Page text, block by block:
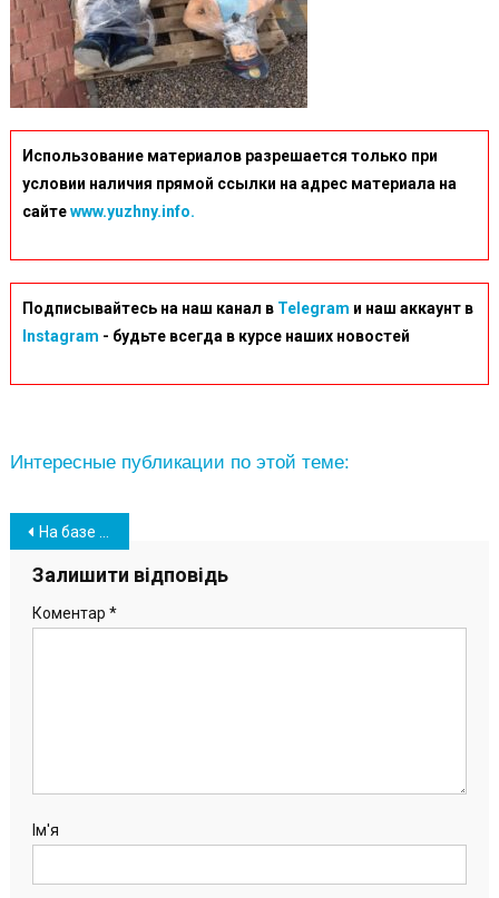
Использование материалов разрешается только при
условии наличия прямой ссылки на адрес материала на
сайтеwww.yuzhny.info.
Подписывайтесь на наш канал в Telegram и наш аккаунт в
Instagram - будьте всегда в курсе наших новостей
Интересные публикации по этой теме:
Навігація
записів
На базе отдыха «Лагуна» вблизи Южного обустраивают пляж к сезону (фото)
Залишити відповідь
Коментар *
Ім'я